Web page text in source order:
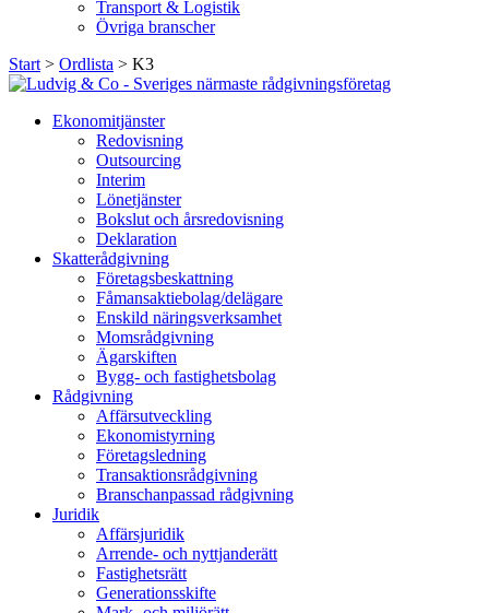
Transport & Logistik
Övriga branscher
Start > Ordlista > K3
Ekonomitjänster
Redovisning
Outsourcing
Interim
Lönetjänster
Bokslut och årsredovisning
Deklaration
Skatterådgivning
Företagsbeskattning
Fåmansaktiebolag/delägare
Enskild näringsverksamhet
Momsrådgivning
Ägarskiften
Bygg- och fastighetsbolag
Rådgivning
Affärsutveckling
Ekonomistyrning
Företagsledning
Transaktionsrådgivning
Branschanpassad rådgivning
Juridik
Affärsjuridik
Arrende- och nyttjanderätt
Fastighetsrätt
Generationsskifte